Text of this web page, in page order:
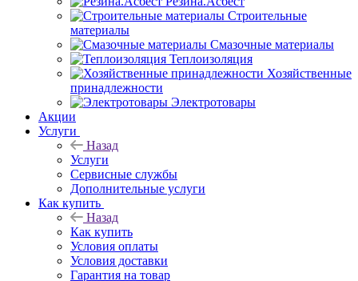
Строительные
материалы
Смазочные материалы
Теплоизоляция
Хозяйственные
принадлежности
Электротовары
Акции
Услуги
Назад
Услуги
Сервисные службы
Дополнительные услуги
Как купить
Назад
Как купить
Условия оплаты
Условия доставки
Гарантия на товар